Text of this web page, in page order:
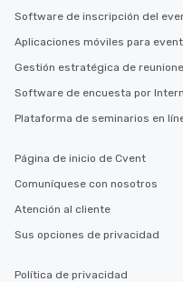
Software de inscripción del
Aplicaciones móviles para
Gestión estratégica de
Software de encuesta por
Plataforma de seminarios en
Página de inicio de Cvent
Comuníquese con nosotros
Atención al cliente
Sus opciones de privacidad
Política de privacidad